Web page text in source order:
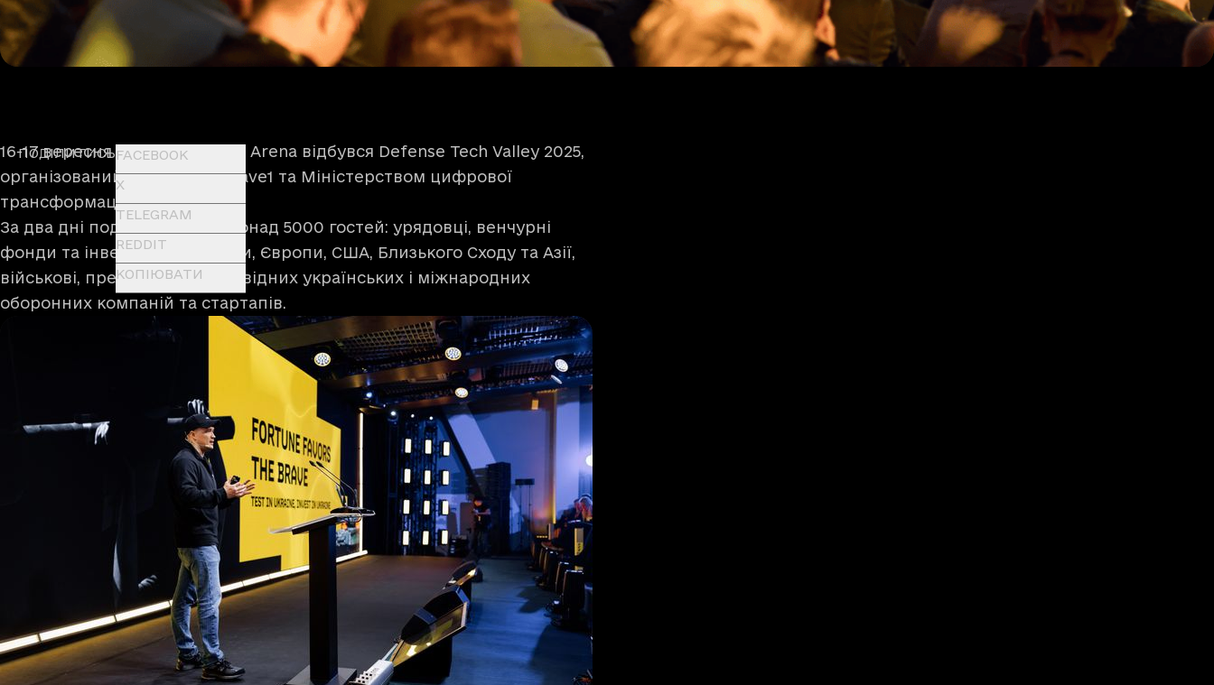
ПОДІЛИТИСЬFACEBOOK
X
TELEGRAM
REDDIT
КОПІЮВАТИ
16-17 вересня у Львові на Lviv Arena відбувся Defense Tech Valley 2025,
організований кластером Brave1 та Міністерством цифрової
трансформації України.
За два дні подію відвідали понад 5000 гостей: урядовці, венчурні
фонди та інвестори з України, Європи, США, Близького Сходу та Азії,
військові, представники провідних українських і міжнародних
оборонних компаній та стартапів.